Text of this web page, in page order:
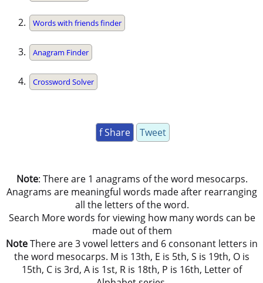
Words with friends finder
Anagram Finder
Crossword Solver
f Share Tweet
Note: There are 1 anagrams of the word mesocarps.
Anagrams are meaningful words made after rearranging
all the letters of the word.
Search More words for viewing how many words can be
made out of them
NoteThere are 3 vowel letters and 6 consonant letters in
the word mesocarps. M is 13th, E is 5th, S is 19th, O is
15th, C is 3rd, A is 1st, R is 18th, P is 16th, Letter of